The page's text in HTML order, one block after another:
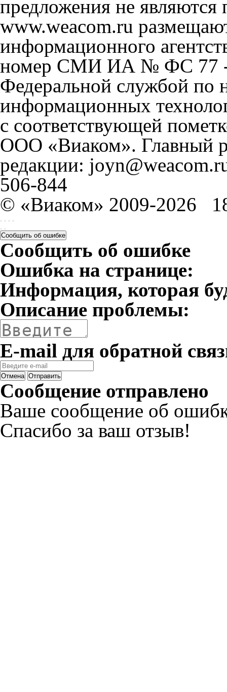
предложения не
www.weacom.ru
информационного
номер СМИ ИА № ФС 77 -
Федеральной службой по
информационных
с соответствующей
ООО «Виаком». Главный
редакции:
506-844
© «Виаком» 2009-2026
Сообщить об ошибке
Сообщить об ошибке
Ошибка на странице:
Информация, которая
Описание проблемы:
E-mail для обратной
Отмена Отправить
Сообщение отправлено
Ваше сообщение об
Спасибо за ваш отзыв!